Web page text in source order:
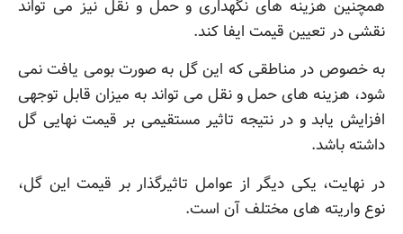
همچنین هزینه های نگهداری و حمل و نقل نیز می تواند
نقشی در تعیین قیمت ایفا کند.
به خصوص در مناطقی که این گل به صورت بومی یافت نمی
شود، هزینه های حمل و نقل می تواند به میزان قابل توجهی
افزایش یابد و در نتیجه تاثیر مستقیمی بر قیمت نهایی گل
داشته باشد.
در نهایت، یکی دیگر از عوامل تاثیرگذار بر قیمت این گل،
نوع واریته های مختلف آن است.